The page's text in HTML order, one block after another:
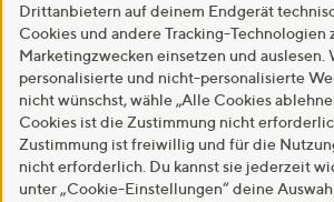
Drittanbietern auf deinem Endgerät
Cookies und andere Tracking-Technologien
Marketingzwecken einsetzen und auslesen.
personalisierte und nicht-personalisierte
nicht wünschst, wähle „Alle Cookies
Cookies ist die Zustimmung nicht
Zustimmung ist freiwillig und für die
nicht erforderlich. Du kannst sie jederzeit
unter „Cookie-Einstellungen“ deine